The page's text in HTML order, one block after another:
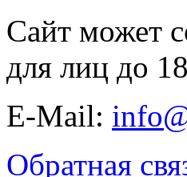
Сайт может
для лиц до
E-Mail:
Обратная